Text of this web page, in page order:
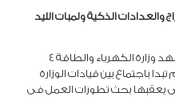
والعدادات الذكية ولمبات الليد
بتاريخ 2/5/2018 تشهد وزارة الكهرباء والطاقة 4
باجتماع بين قيادات الوزارة
يعقبها بحث تطورات العمل فى